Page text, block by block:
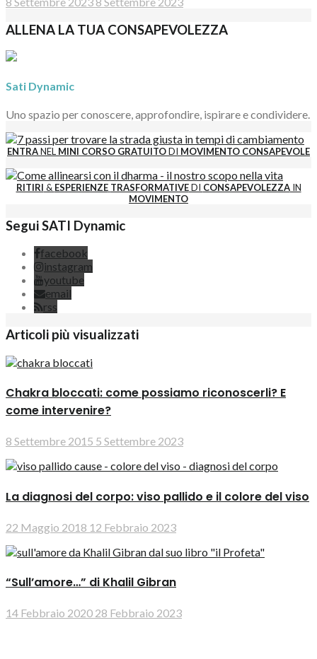
ALLENA LA TUA CONSAPEVOLEZZA
Sati Dynamic
Uno spazio per conoscere, approfondire, ispirare e condividere.
ENTRANEL MINI CORSO GRATUITODI MOVIMENTO CONSAPEVOLE
RITIRI & ESPERIENZE TRASFORMATIVEDI CONSAPEVOLEZZAIN
MOVIMENTO
Segui SATI Dynamic
facebook
instagram
youtube
email
rss
Articoli più visualizzati
Chakra bloccati: come possiamo riconoscerli? E
come intervenire?
8 Settembre 2015 5 Settembre 2023
La diagnosi del corpo: viso pallido e il colore del viso
22 Maggio 2018 12 Febbraio 2023
“Sull’amore…” di Khalil Gibran
14 Febbraio 2020 28 Febbraio 2023